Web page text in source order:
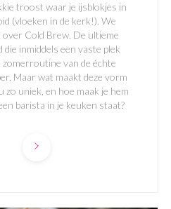
troost waar je ijsblokjes in
(vloeken in de kerk!). We
over Cold Brew. De ultieme
die inmiddels een vaste plek
zomerroutine van de échte
Maar wat maakt deze vorm
zo uniek, en hoe maak je hem
barista in je keuken staat?
koffies, exclusieve aanbiedingen